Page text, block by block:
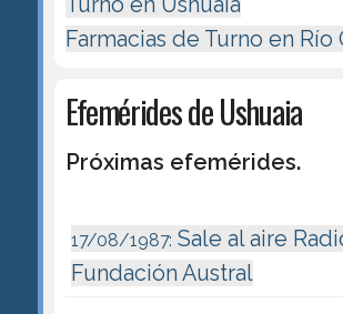
Farmacias de Turno en Río
Efemérides de Ushuaia
Próximas efemérides.
17/08/1987: Sale al aire
Fundación Austral